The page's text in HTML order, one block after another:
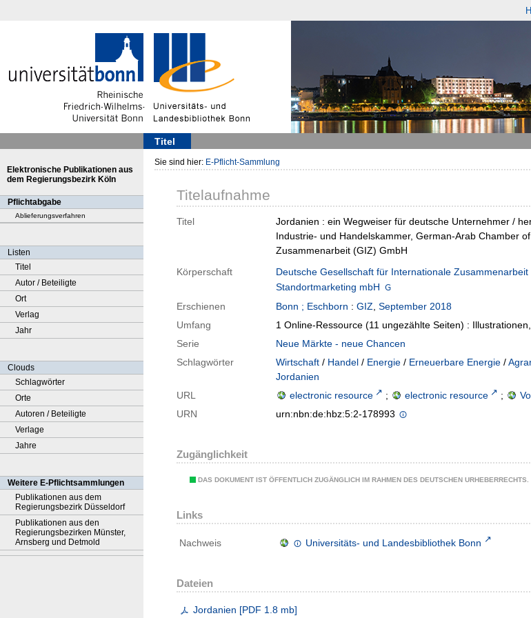
Titel
Elektronische Publikationen aus
dem Regierungsbezirk Köln
Pflichtabgabe
Ablieferungsverfahren
Listen
Titel
Autor / Beteiligte
Ort
Verlag
Jahr
Clouds
Schlagwörter
Orte
Autoren / Beteiligte
Verlage
Jahre
Weitere E-Pflichtsammlungen
Publikationen aus dem
Regierungsbezirk Düsseldorf
Publikationen aus den
Regierungsbezirken Münster,
Arnsberg und Detmold
Sie sind hier: E-Pflicht-Sammlung
Titelaufnahme
Titel
Jordanien : ein Wegweiser für deutsche Unternehmer /
Industrie- und Handelskammer, German-Arab Chamber
Zusammenarbeit (GIZ) GmbH
Körperschaft
Deutsche Gesellschaft für Internationale Zusammenarbeit
Standortmarketing mbH
Erschienen
Bonn ; Eschborn : GIZ, September 2018
Umfang
1 Online-Ressource (11 ungezählte Seiten) :
Serie
Neue Märkte - neue Chancen
Schlagwörter
Wirtschaft / Handel / Energie / Erneuerbare Energie /
Jordanien
URL
electronic resource ; electronic resource ;
URN
urn:nbn:de:hbz:5:2-178993
Zugänglichkeit
DAS DOKUMENT IST ÖFFENTLICH ZUGÄNGLICH IM RAHMEN DES DEUTSCHEN URHEBERRECHTS.
Links
Nachweis Universitäts- und Landesbibliothek Bonn
Dateien
Jordanien [PDF 1.8 mb]